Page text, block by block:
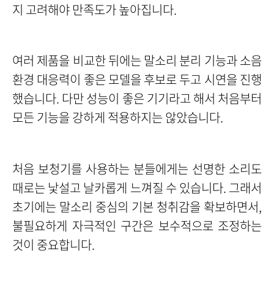
지 고려해야 만족도가 높아집니다.
여러 제품을 비교한 뒤에는 말소리 분리 기능과 소음
환경 대응력이 좋은 모델을 후보로 두고 시연을 진행
했습니다. 다만 성능이 좋은 기기라고 해서 처음부터
모든 기능을 강하게 적용하지는 않았습니다.
처음 보청기를 사용하는 분들에게는 선명한 소리도
때로는 낯설고 날카롭게 느껴질 수 있습니다. 그래서
초기에는 말소리 중심의 기본 청취감을 확보하면서,
불필요하게 자극적인 구간은 보수적으로 조정하는
것이 중요합니다.